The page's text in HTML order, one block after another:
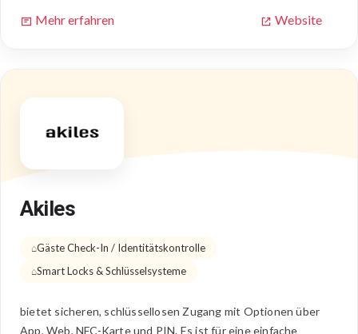
Mehr erfahren Website
Akiles
Gäste Check-In / Identitätskontrolle
Smart Locks & Schlüsselsysteme
bietet sicheren, schlüssellosen Zugang mit Optionen über
App, Web, NFC-Karte und PIN. Es ist für eine einfache